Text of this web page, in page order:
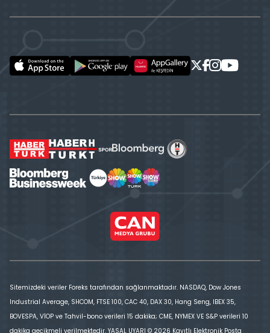
Sitemizdeki veriler Foreks tarafından sağlanmaktadır. NASDAQ, Dow Jones
Industrial Average, SHCOM, FTSE 100, CAC 40, DAX 30, Hang Seng, IBEX 35,
BOVESPA, VİOP ve Tahvil-bono verileri 15 dakika; CME, NYMEX VE S&P verileri 10
dakika gecikmeli verilmektedir. YASAL UYARI © 2026 Kayıtlı Elektronik Posta